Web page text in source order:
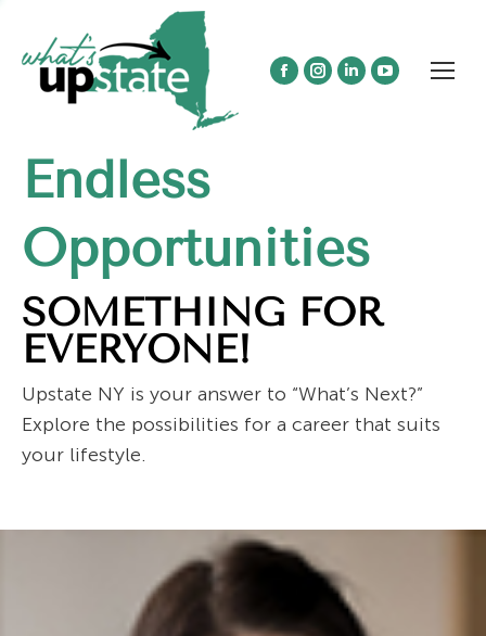
Facebook
window
Instagram
LinkedinYouTube
Endless
Opportunities
SOMETHING FOR
EVERYONE!
Upstate NY is your answer to “What’s Next?”
Explore the possibilities for a career that suits
your lifestyle.